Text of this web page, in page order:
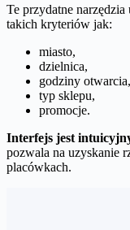
Te przydatne
takich kryteriów jak:
miasto,
dzielnica,
godziny otwarcia,
typ sklepu,
promocje.
Interfejs jest
pozwala na uzyskanie
placówkach.